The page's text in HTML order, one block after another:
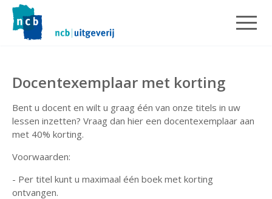
Docentexemplaar met korting
Bent u docent en wilt u graag één van onze titels in uw
lessen inzetten? Vraag dan hier een docentexemplaar aan
met 40% korting.
Voorwaarden:
- Per titel kunt u maximaal één boek met korting
ontvangen.